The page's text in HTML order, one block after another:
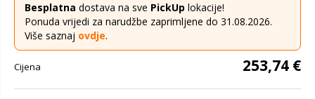
Besplatna dostava na sve PickUp lokacije!
Ponuda vrijedi za narudžbe zaprimljene do 31.08.2026.
Više saznaj ovdje.
Cijena 253,74 €